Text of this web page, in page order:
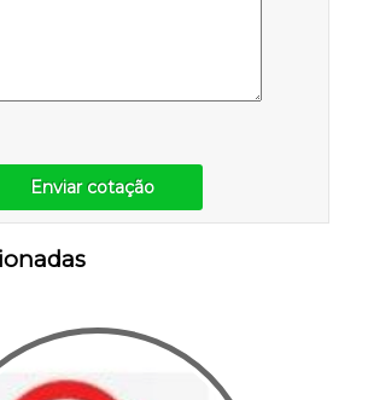
Enviar cotação